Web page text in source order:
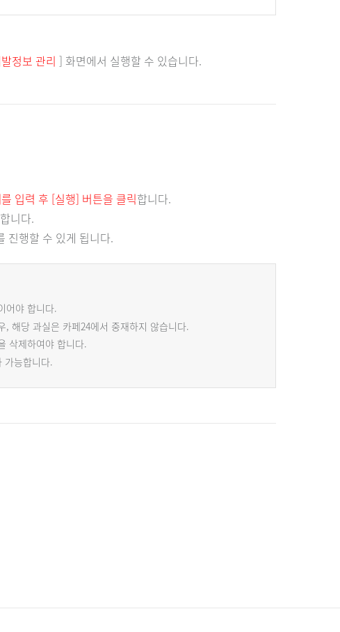
정보 관리 ] 화면에서 실행할 수 있습니다.
입력 후 [실행] 버튼을 클릭합니다.
합니다.
진행할 수 있게 됩니다.
어야 합니다.
해당 과실은 카페24에서 중재하지 않습니다.
삭제하여야 합니다.
가능합니다.